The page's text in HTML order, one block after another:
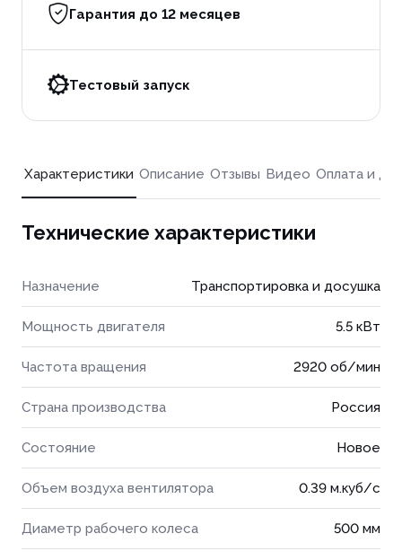
Гарантия до 12 месяцев
Тестовый запуск
Характеристики Описание Отзывы Видео Оплата и
Технические характеристики
Назначение Транспортировка и досушка
Мощность двигателя 5.5 кВт
Частота вращения 2920 об/мин
Страна производства Россия
Состояние Новое
Объем воздуха вентилятора 0.39 м.куб/с
Диаметр рабочего колеса 500 мм